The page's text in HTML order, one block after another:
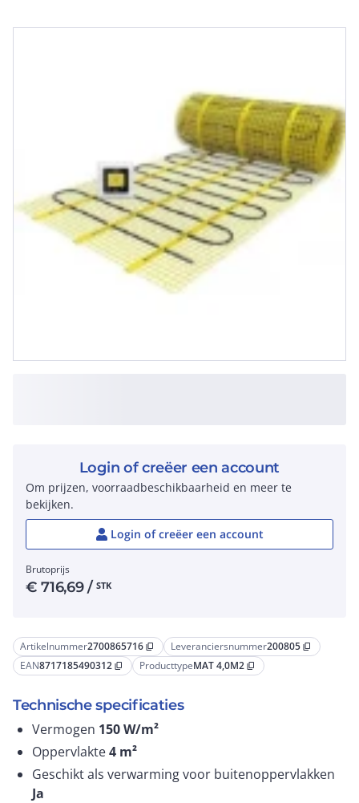
Artikelnummer2700865716 content_copy Leveranciersnummer200805 content_copy
EAN8717185490312 content_copy ProducttypeMAT 4,0M2 content_copy
Technische specificaties
Vermogen 150W/m²
Oppervlakte4 m²
Geschikt als verwarming voor buitenoppervlakken
Ja
Login of creëer een account
Om prijzen, voorraadbeschikbaarheid en meer te
bekijken.
Login of creëer een account
Brutoprijs
€716,69/ STK